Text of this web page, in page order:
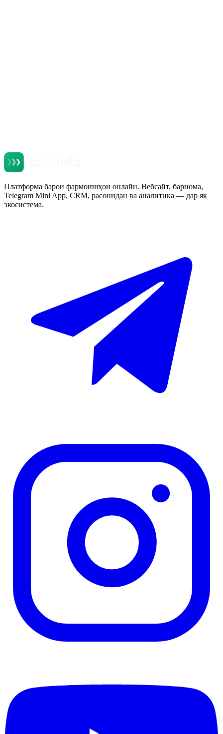
Платформа барои фармоишҳои онлайн. Вебсайт, барнома,
Telegram Mini App, CRM, расонидан ва аналитика — дар як
экосистема.